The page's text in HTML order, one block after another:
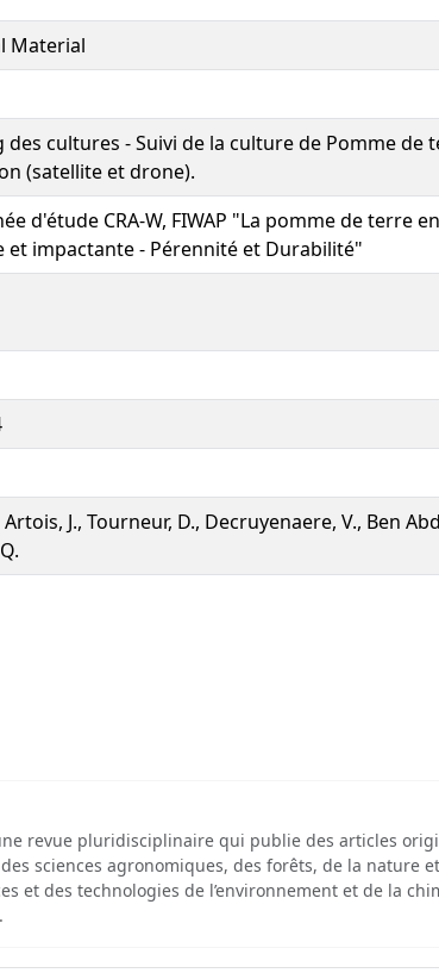
Material
cultures - Suivi de la culture de Pomme de
(satellite et drone).
d'étude CRA-W, FIWAP "La pomme de terre
et impactante - Pérennité et Durabilité"
J., Tourneur, D., Decruyenaere, V., Ben
revue pluridisciplinaire qui publie des articles
sciences agronomiques, des forêts, de la nature
et des technologies de l’environnement et de la